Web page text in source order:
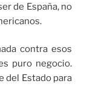
de España, no
contra esos
puro negocio.
del Estado para